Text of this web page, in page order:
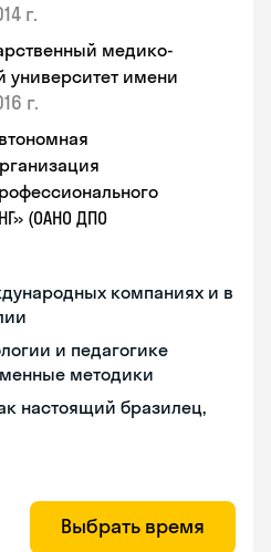
г.
медико-
университет имени
г.
(ОАНО ДПО
компаниях и в
и педагогике
методики
настоящий бразилец,
Выбрать время